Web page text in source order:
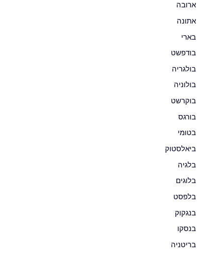
ארובה
אתונה
בארי
בודפשט
בולגריה
בולוניה
בוקרשט
בורגס
בטומי
ביאלסטוק
בלגיה
בלוגים
בלפסט
בנגקוק
בנסקו
בריטניה